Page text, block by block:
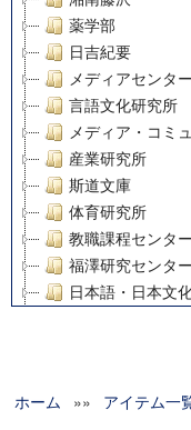
薬学部
日吉紀要
メディアセンター
言語文化研究所
メディア・コミ
産業研究所
斯道文庫
体育研究所
教職課程センター
福澤研究センター
日本語・日本文
グローバルリサ
ホーム »» アイテム一